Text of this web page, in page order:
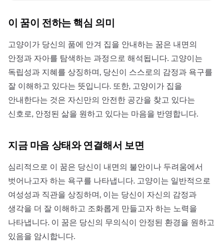
이 꿈이 전하는 핵심 의미
고양이가 당신의 품에 안겨 집을 안내하는 꿈은 내면의
안정과 자아를 탐색하는 과정으로 해석됩니다. 고양이는
독립성과 지혜를 상징하며, 당신이 스스로의 감정과 욕구를
잘 이해하고 있다는 뜻입니다. 또한, 고양이가 집을
안내한다는 것은 자신만의 안전한 공간을 찾고 있다는
신호로, 안정된 삶을 원하고 있다는 마음을 반영합니다.
지금 마음 상태와 연결해서 보면
심리적으로 이 꿈은 당신이 내면의 불안이나 두려움에서
벗어나고자 하는 욕구를 나타냅니다. 고양이는 일반적으로
여성성과 직관을 상징하며, 이는 당신이 자신의 감정과
생각을 더 잘 이해하고 조화롭게 만들고자 하는 노력을
나타냅니다. 이 꿈은 당신의 무의식이 안정된 환경을 원하고
있음을 암시합니다.